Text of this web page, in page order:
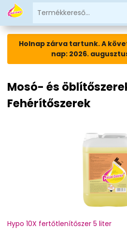
Holnap zárva tartunk. A
nap: 2026.
Mosó- és
Fehérítőszerek
Hypo 10X fertőtlenítőszer 5 liter